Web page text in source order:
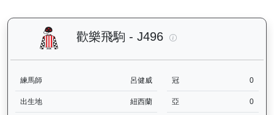
歡樂飛駒 - J496
練馬師 呂健威 冠 0
出生地 紐西蘭 亞 0